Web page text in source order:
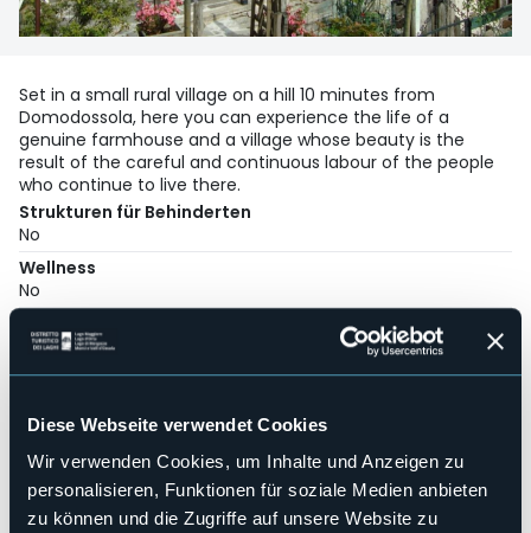
Diese Webseite verwendet Cookies
Wir verwenden Cookies, um Inhalte und Anzeigen zu
personalisieren, Funktionen für soziale Medien anbieten
zu können und die Zugriffe auf unsere Website zu
Set in a small rural village on a hill 10 minutes from
Domodossola, here you can experience the life of a
genuine farmhouse and a village whose beauty is the
result of the careful and continuous labour of the people
who continue to live there.
Strukturen für Behinderten
No
Wellness
No
No
Hallenbad
Haustiere erlaubt
Sì
Anzahl der Zimmer